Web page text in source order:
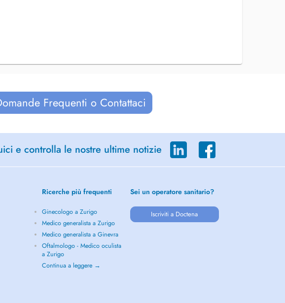
Frequenti o Contattaci
e controlla le nostre ultime notizie
Ricerche più frequenti
Ginecologo a Zurigo
Medico generalista a Zurigo
Medico generalista a Ginevra
Oftalmologo - Medico oculista
a Zurigo
Continua a leggere →
Sei un operatore sanitario?
Iscriviti a Doctena